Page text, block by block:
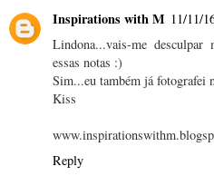
Inspirations with M 11/11/
Lindona...vais-me
essas notas :)
Sim...eu também já fotografei
Kiss
Reply